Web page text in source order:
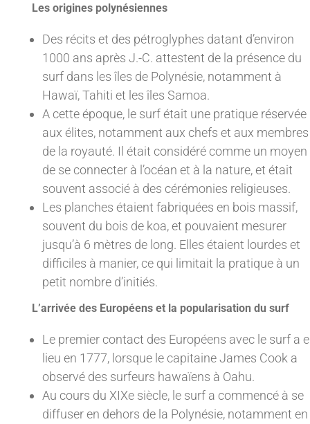
Les origines polynésiennes
Des récits et des pétroglyphes datant d’environ
1000 ans après J.-C. attestent de la présence du
surf dans les îles de Polynésie, notamment à
Hawaï, Tahiti et les îles Samoa.
A cette époque, le surf était une pratique réservée
aux élites, notamment aux chefs et aux membres
de la royauté. Il était considéré comme un moyen
de se connecter à l’océan et à la nature, et était
souvent associé à des cérémonies religieuses.
Les planches étaient fabriquées en bois massif,
souvent du bois de koa, et pouvaient mesurer
jusqu’à 6 mètres de long. Elles étaient lourdes et
difficiles à manier, ce qui limitait la pratique à un
petit nombre d’initiés.
L’arrivée des Européens et la popularisation du surf
Le premier contact des Européens avec le surf a
lieu en 1777, lorsque le capitaine James Cook a
observé des surfeurs hawaïens à Oahu.
Au cours du XIXe siècle, le surf a commencé à se
diffuser en dehors de la Polynésie, notamment en